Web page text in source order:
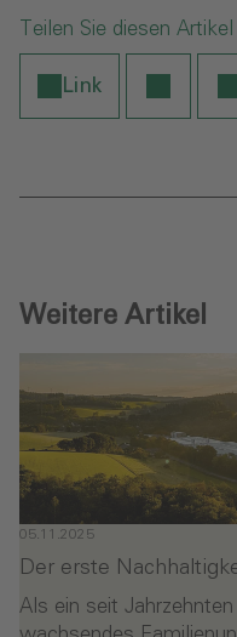
Teilen Sie diesen
Link
Weitere Artikel
05.11.2025
Der erste
Als ein seit